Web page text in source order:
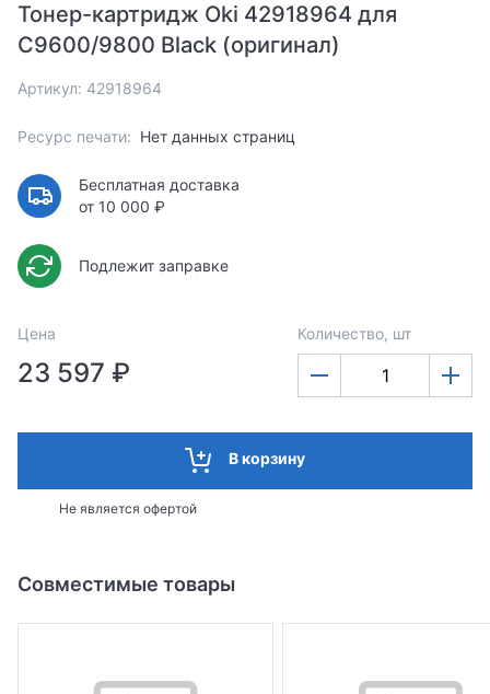
Тонер-картридж Oki 42918964 для
C9600/9800 Black (оригинал)
Артикул: 42918964
Ресурс печати: Нет данных страниц
Бесплатная доставка
от 10 000 ₽
Подлежит заправке
Цена
23 597 ₽
Количество, шт
В корзину
Не является офертой
Совместимые товары